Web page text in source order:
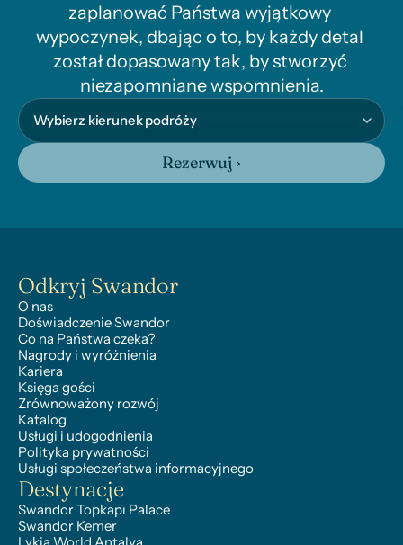
zaplanować Państwa wyjątkowy
wypoczynek, dbając o to, by każdy detal
został dopasowany tak, by stworzyć
niezapomniane wspomnienia.
Rezerwuj ›
Odkryj Swandor
O nas
Doświadczenie Swandor
Co na Państwa czeka?
Nagrody i wyróżnienia
Kariera
Księga gości
Zrównoważony rozwój
Katalog
Usługi i udogodnienia
Polityka prywatności
Usługi społeczeństwa informacyjnego
Destynacje
Swandor Topkapı Palace
Swandor Kemer